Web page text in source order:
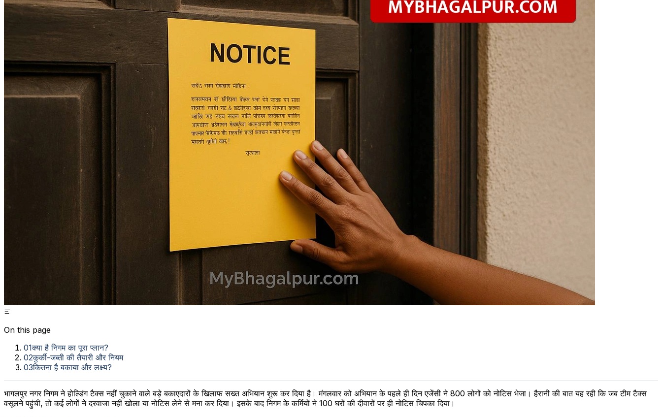
On this page
01क्या है निगम का पूरा प्लान?
02कुर्की-जब्ती की तैयारी और नियम
03कितना है बकाया और लक्ष्य?
भागलपुर नगर निगम ने होल्डिंग टैक्स नहीं चुकाने वाले बड़े बकाएदारों के खिलाफ सख्त अभियान शुरू कर दिया है। मंगलवार को अभियान के पहले ही दिन एजेंसी ने 800 लोगों को नोटिस भेजा। हैरानी की बात यह रही कि जब टीम टैक्स
वसूलने पहुंची, तो कई लोगों ने दरवाजा नहीं खोला या नोटिस लेने से मना कर दिया। इसके बाद निगम के कर्मियों ने 100 घरों की दीवारों पर ही नोटिस चिपका दिया।